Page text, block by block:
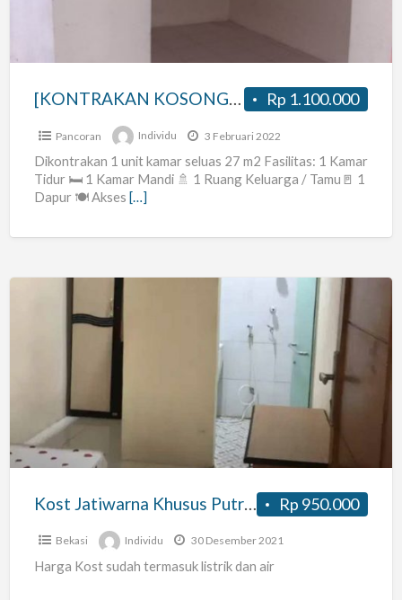
Rp 1.100.000
[KONTRAKAN KOSONG – JAKARTA SELATAN]
Pancoran Individu 3 Februari 2022
Dikontrakan 1 unit kamar seluas 27 m2 Fasilitas: 1 Kamar
Tidur 🛏 1 Kamar Mandi 🚿 1 Ruang Keluarga / Tamu🚪 1
Dapur 🍽 Akses […]
Jatiwarna
dan
Nyaman
Rp 950.000
Kost Jatiwarna Khusus Putri Murah dan Nyaman
Bekasi Individu 30 Desember 2021
Harga Kost sudah termasuk listrik dan air